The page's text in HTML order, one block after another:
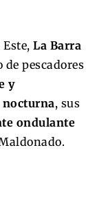
La Barra
de pescadores
y
nocturna, sus
ondulante